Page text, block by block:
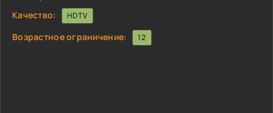
Качество:
HDTV
Возрастное ограничение: 12